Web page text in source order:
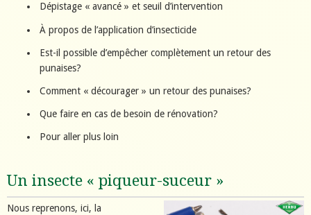
Dépistage « avancé » et seuil d’intervention
À propos de l’application d’insecticide
Est-il possible d’empêcher complètement un retour des
punaises?
Comment « décourager » un retour des punaises?
Que faire en cas de besoin de rénovation?
Pour aller plus loin
Un insecte « piqueur-suceur »
Nous reprenons, ici, la